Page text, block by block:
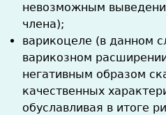
невозможным
члена);
варикоцеле (в данном
варикозном
негативным образом
качественных
обуславливая в итоге